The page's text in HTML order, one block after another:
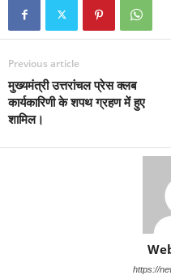
Previous article
मुख्यमंत्री उत्तरांचल प्रेस क्लब
कार्यकारिणी के शपथ ग्रहण में हुए
शामिल।
https://